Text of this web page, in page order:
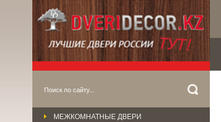
МЕЖКОМНАТНЫЕ ДВЕРИ